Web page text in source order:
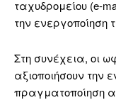
ταχυδρομείου (e-
την ενεργοποίηση
Στη συνέχεια, οι
αξιοποιήσουν την
πραγματοποίηση